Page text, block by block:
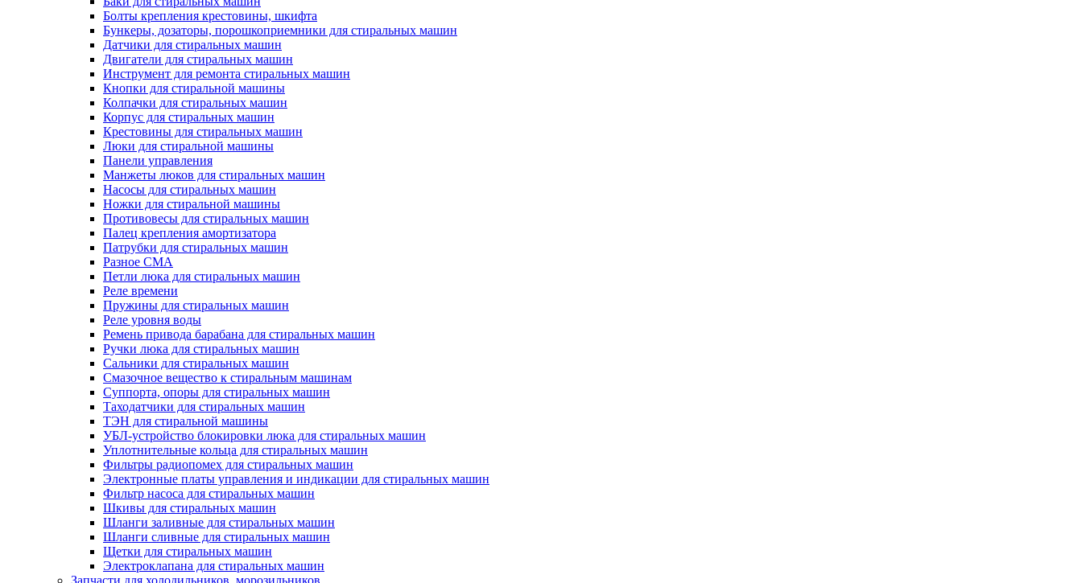
Болты крепления крестовины, шкифта
Бункеры, дозаторы, порошкоприемники для стиральных машин
Датчики для стиральных машин
Двигатели для стиральных машин
Инструмент для ремонта стиральных машин
Кнопки для стиральной машины
Колпачки для стиральных машин
Корпус для стиральных машин
Крестовины для стиральных машин
Люки для стиральной машины
Панели управления
Манжеты люков для стиральных машин
Насосы для стиральных машин
Ножки для стиральной машины
Противовесы для стиральных машин
Палец крепления амортизатора
Патрубки для стиральных машин
Разное СМА
Петли люка для стиральных машин
Реле времени
Пружины для стиральных машин
Реле уровня воды
Ремень привода барабана для стиральных машин
Ручки люка для стиральных машин
Сальники для стиральных машин
Смазочное вещество к стиральным машинам
Суппорта, опоры для стиральных машин
Таходатчики для стиральных машин
ТЭН для стиральной машины
УБЛ-устройство блокировки люка для стиральных машин
Уплотнительные кольца для стиральных машин
Фильтры радиопомех для стиральных машин
Электронные платы управления и индикации для стиральных машин
Фильтр насоса для стиральных машин
Шкивы для стиральных машин
Шланги заливные для стиральных машин
Шланги сливные для стиральных машин
Щетки для стиральных машин
Электроклапана для стиральных машин
Запчасти для холодильников, морозильников